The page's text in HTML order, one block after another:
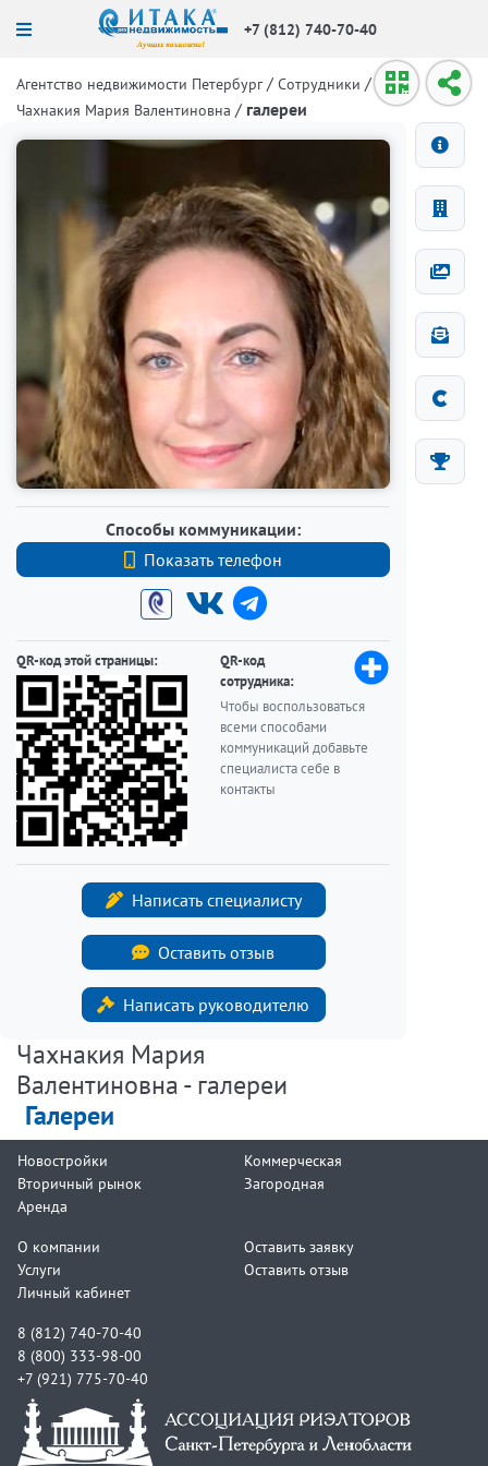
+7 (812) 740-70-40
Агентство недвижимости Петербург / Сотрудники /
Чахнакия Мария Валентиновна / галереи
Способы коммуникации:
Показать телефон
+7 9119305103
QR-код этой страницы:
QR-код
сотрудника:
Чтобы воспользоваться
всеми способами
коммуникаций добавьте
специалиста себе в
контакты
Написать специалисту
Оставить отзыв
Написать руководителю
Чахнакия Мария
Валентиновна - галереи
Галереи
Новостройки
Вторичный рынок
Аренда
Коммерческая
Загородная
О компании
Услуги
Личный кабинет
Оставить заявку
Оставить отзыв
8 (812) 740-70-40
8 (800) 333-98-00
+7 (921) 775-70-40